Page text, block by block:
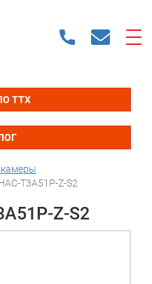
ТТХ
камеры
T3A51P-Z-S2
Z-S2